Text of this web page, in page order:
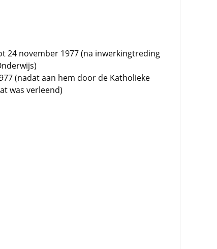
24 november 1977 (na inwerkingtreding
(nadat aan hem door de Katholieke
was verleend)